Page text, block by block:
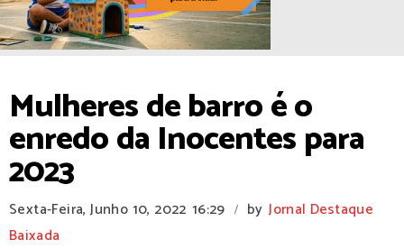
Mulheres de barro é o
enredo da Inocentes para
2023
Sexta-Feira, Junho 10, 2022 16:29 / by Jornal Destaque
Baixada